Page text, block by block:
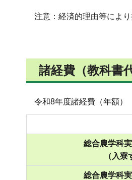
注意：経済的理由等によ
諸経費（教科書
令和8年度諸経費（年額）
総合農学科
（入寮
総合農学科